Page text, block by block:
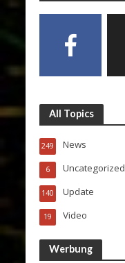
All Topics
News
249
Uncategorized
6
Update
140
Video
19
Werbung